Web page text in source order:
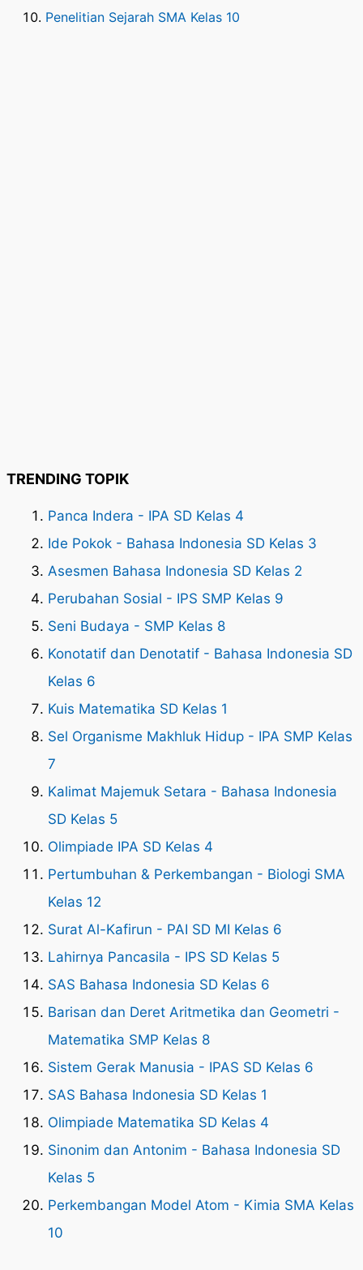
Penelitian Sejarah SMA Kelas 10
TRENDING TOPIK
Panca Indera - IPA SD Kelas 4
Ide Pokok - Bahasa Indonesia SD Kelas 3
Asesmen Bahasa Indonesia SD Kelas 2
Perubahan Sosial - IPS SMP Kelas 9
Seni Budaya - SMP Kelas 8
Konotatif dan Denotatif - Bahasa Indonesia SD
Kelas 6
Kuis Matematika SD Kelas 1
Sel Organisme Makhluk Hidup - IPA SMP Kelas
7
Kalimat Majemuk Setara - Bahasa Indonesia
SD Kelas 5
Olimpiade IPA SD Kelas 4
Pertumbuhan & Perkembangan - Biologi SMA
Kelas 12
Surat Al-Kafirun - PAI SD MI Kelas 6
Lahirnya Pancasila - IPS SD Kelas 5
SAS Bahasa Indonesia SD Kelas 6
Barisan dan Deret Aritmetika dan Geometri -
Matematika SMP Kelas 8
Sistem Gerak Manusia - IPAS SD Kelas 6
SAS Bahasa Indonesia SD Kelas 1
Olimpiade Matematika SD Kelas 4
Sinonim dan Antonim - Bahasa Indonesia SD
Kelas 5
Perkembangan Model Atom - Kimia SMA Kelas
10